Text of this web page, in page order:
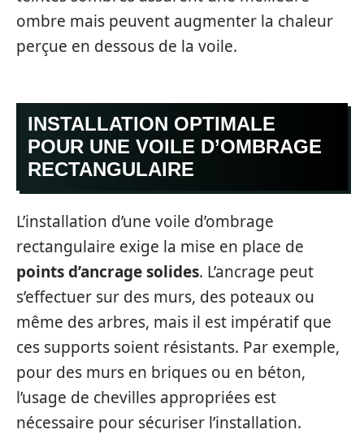
ombre mais peuvent augmenter la chaleur
perçue en dessous de la voile.
INSTALLATION OPTIMALE
POUR UNE VOILE D’OMBRAGE
RECTANGULAIRE
L’installation d’une voile d’ombrage
rectangulaire exige la mise en place de
points d’ancrage solides. L’ancrage peut
s’effectuer sur des murs, des poteaux ou
même des arbres, mais il est impératif que
ces supports soient résistants. Par exemple,
pour des murs en briques ou en béton,
l’usage de chevilles appropriées est
nécessaire pour sécuriser l’installation.